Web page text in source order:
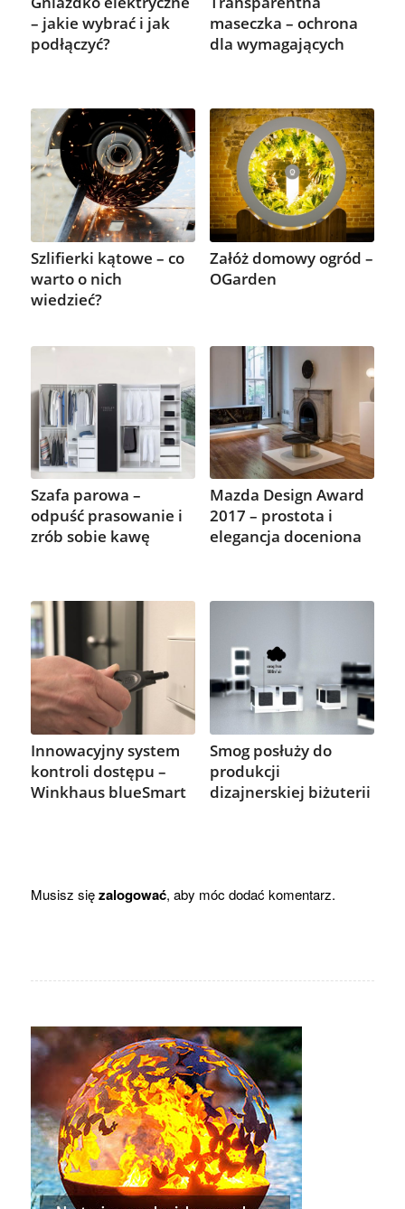
– jakie wybrać i jak
podłączyć?
maseczka – ochrona
dla wymagających
Szlifierki kątowe – co
warto o nich
wiedzieć?
Załóż domowy ogród –
OGarden
Szafa parowa –
odpuść prasowanie i
zrób sobie kawę
Mazda Design Award
2017 – prostota i
elegancja doceniona
Innowacyjny system
kontroli dostępu –
Winkhaus blueSmart
Smog posłuży do
produkcji
dizajnerskiej biżuterii
Musisz sięzalogować, aby móc dodać komentarz.